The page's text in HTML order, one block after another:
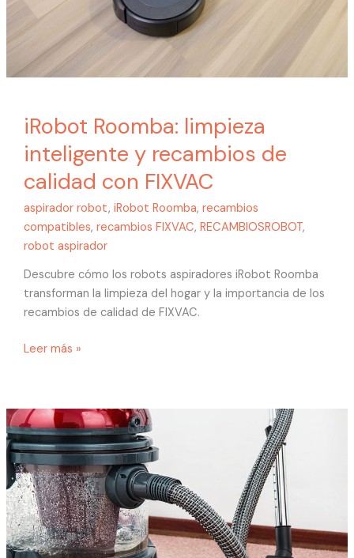
iRobot Roomba: limpieza
inteligente y recambios de
calidad con FIXVAC
aspirador robot, iRobot Roomba, recambios
compatibles, recambios FIXVAC, RECAMBIOSROBOT,
robot aspirador
Descubre cómo los robots aspiradores iRobot Roomba
transforman la limpieza del hogar y la importancia de los
recambios de calidad de FIXVAC.
Leer más »
Guía
completa
sobre
robots
aspiradores
Dyson
y
recambios